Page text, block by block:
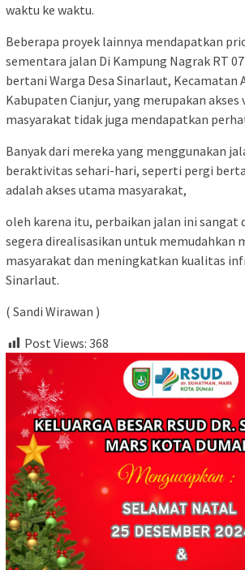
waktu ke waktu.
Beberapa proyek lainnya mendapatkan
sementara jalan Di Kampung Nagrak RT
bertani Warga Desa Sinarlaut, Kecamatan
Kabupaten Cianjur, yang merupakan akses
masyarakat tidak juga mendapatkan
Banyak dari mereka yang menggunakan
beraktivitas sehari-hari, seperti pergi
adalah akses utama masyarakat,
oleh karena itu, perbaikan jalan ini sangat
segera direalisasikan untuk memudahkan
masyarakat dan meningkatkan kualitas
Sinarlaut.
( Sandi Wirawan )
Post Views: 368